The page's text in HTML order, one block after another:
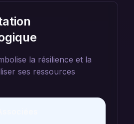
la résilience et la
ses ressources